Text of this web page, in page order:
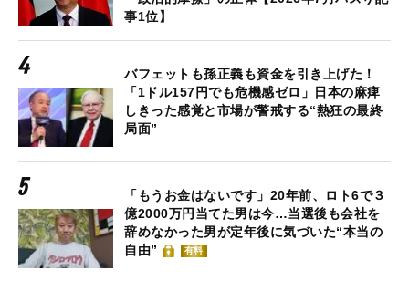
事1位】
バフェットも孫正義も資金を引き上げた！
「1ドル157円でも危機感ゼロ」日本の麻痺
しきった感覚と市場が警戒する“熱狂の最終
局面”
「もうお金はないです」20年前、ロト6で３
億2000万円当てた男は今…当選後も会社を
辞めなかった男が定年後に気づいた“本当の
自由”
有料